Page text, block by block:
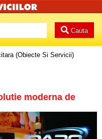
Cauta
(Obiecte Si Servicii)
moderna de